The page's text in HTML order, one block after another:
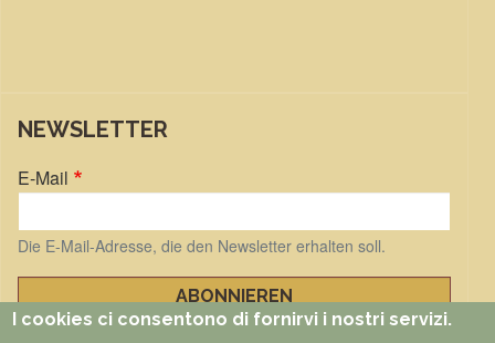
NEWSLETTER
E-Mail
Die E-Mail-Adresse, die den Newsletter erhalten soll.
Bestehendes Abonnement verwalten
I cookies ci consentono di fornirvi i nostri servizi.